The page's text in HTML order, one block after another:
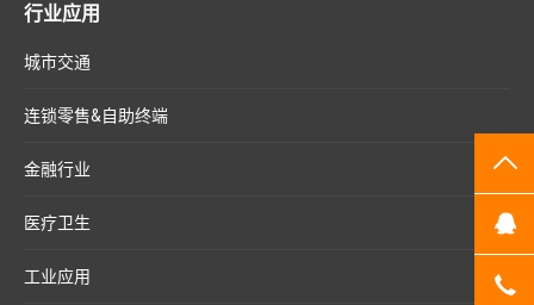
行业应用
城市交通
连锁零售&自助终端
金融行业
医疗卫生
工业应用